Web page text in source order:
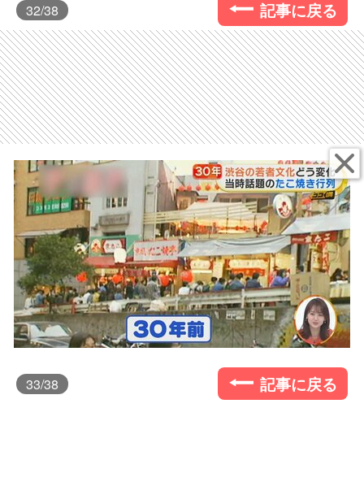
32/38 記事に戻る
33/38 記事に戻る